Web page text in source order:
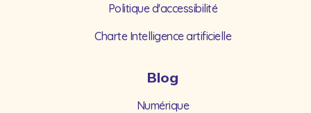
Politique d'accessibilité
Charte Intelligence artificielle
Blog
Numérique